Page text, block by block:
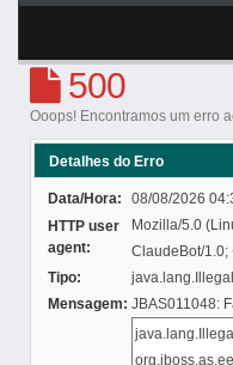
500
Ooops! Encontramos um erro
Detalhes do Erro
Data/Hora:
08/08/2026
HTTP user
agent:
Mozilla/5.0
ClaudeBot/
Tipo:
Mensagem: JBAS011048: